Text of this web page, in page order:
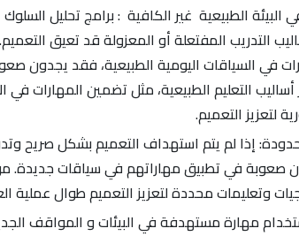
البيئة الطبيعية غير الكافية : برامج تحليل
التدريب المفتعلة أو المعزولة قد تعيق
في السياقات اليومية الطبيعية، فقد يجدون
أساليب التعليم الطبيعية، مثل تضمين المهارات
لتعزيز التعميم.
صعوبة في تطبيق مهاراتهم في سياقات جديدة.
وتعليمات محددة لتعزيز التعميم طوال عملية
مهارة مستهدفة في البيئات و المواقف